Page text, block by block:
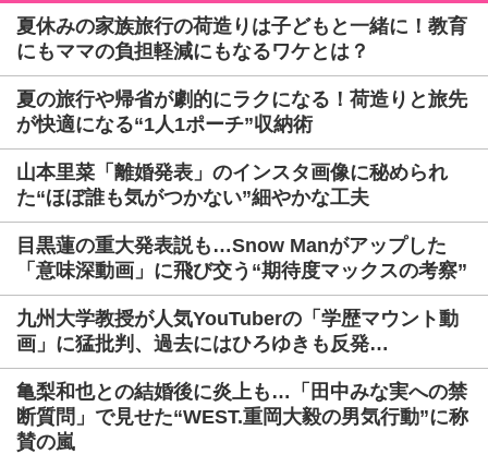
夏休みの家族旅行の荷造りは子どもと一緒に！教育
にもママの負担軽減にもなるワケとは？
夏の旅行や帰省が劇的にラクになる！荷造りと旅先
が快適になる“1人1ポーチ”収納術
山本里菜「離婚発表」のインスタ画像に秘められ
た“ほぼ誰も気がつかない”細やかな工夫
目黒蓮の重大発表説も…Snow Manがアップした
「意味深動画」に飛び交う“期待度マックスの考察”
九州大学教授が人気YouTuberの「学歴マウント動
画」に猛批判、過去にはひろゆきも反発…
亀梨和也との結婚後に炎上も…「田中みな実への禁
断質問」で見せた“WEST.重岡大毅の男気行動”に称
賛の嵐